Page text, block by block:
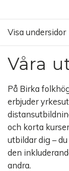
Visa undersidor
Våra
På Birka
erbjuder
och korta
utbildar dig –
den
andra.